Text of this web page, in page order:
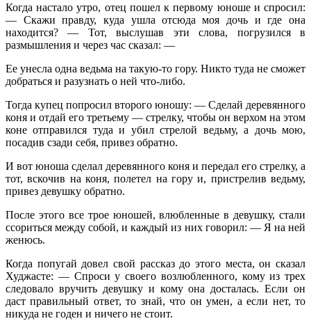
Когда настало утро, отец пошел к первому юноше и спросил:
— Скажи правду, куда ушла отсюда моя дочь и где она
находится? — Тот, выслушав эти слова, погрузился в
размышления и через час сказал: —
Ее унесла одна ведьма на такую-то гору. Никто туда не сможет
добраться и разузнать о ней что-либо.
Тогда купец попросил второго юношу: — Сделай деревянного
коня и отдай его третьему — стрелку, чтобы он верхом на этом
коне отправился туда и убил стрелой ведьму, а дочь мою,
посадив сзади себя, привез обратно.
И вот юноша сделал деревянного коня и передал его стрелку, а
тот, вскочив на коня, полетел на гору и, пристрелив ведьму,
привез девушку обратно.
После этого все трое юношей, влюбленные в девушку, стали
ссориться между собой, и каждый из них говорил: — Я на ней
женюсь.
Когда попугай довел свой рассказ до этого места, он сказал
Худжасте: — Спроси у своего возлюбленного, кому из трех
следовало вручить девушку и кому она досталась. Если он
даст правильный ответ, то знай, что он умен, а если нет, то
никуда не годен и ничего не стоит.